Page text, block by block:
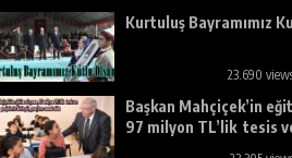
Kurtuluş Bayramımız
23.690
Başkan Mahçiçek’in
97 milyon TL’lik tesis